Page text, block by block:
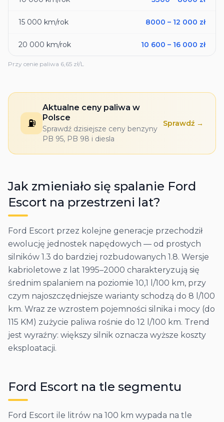
15 000 km/rok 8000 – 12 000 zł
20 000 km/rok 10 600 – 16 000 zł
Przy cenie paliwa 6,65 zł/L
⛽
Aktualne ceny paliwa w
Polsce
Sprawdź dzisiejsze ceny benzyny
PB 95, PB 98 i diesla
Sprawdź →
Jak zmieniało się spalanie Ford
Escort na przestrzeni lat?
Ford Escort przez kolejne generacje przechodził
ewolucję jednostek napędowych — od prostych
silników 1.3 do bardziej rozbudowanych 1.8. Wersje
kabrioletowe z lat 1995–2000 charakteryzują się
średnim spalaniem na poziomie 10,1 l/100 km, przy
czym najoszczędniejsze warianty schodzą do 8 l/100
km. Wraz ze wzrostem pojemności silnika i mocy (do
115 KM) zużycie paliwa rośnie do 12 l/100 km. Trend
jest wyraźny: większy silnik oznacza wyższe koszty
eksploatacji.
Ford Escort na tle segmentu
Ford Escort ile litrów na 100 km wypada na tle